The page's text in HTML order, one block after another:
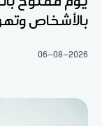
بالأشخاص
06-08-2026